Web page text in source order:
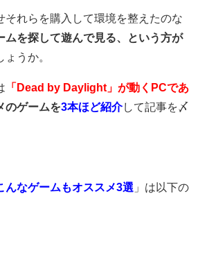
それらを購入して環境を整えたのな
ムを探して遊んで見る、という方が
うか。
「Dead by Daylight」が動くPCであ
のゲームを3本ほど紹介して記事を〆
んなゲームもオススメ3選 」は以下の